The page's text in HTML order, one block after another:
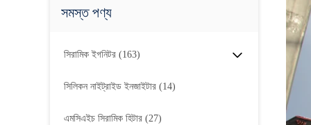
সমস্ত পণ্য
সিরামিক ইগনিটর (163)
সিলিকন নাইট্রাইড ইনজাইটার (14)
এমসিএইচ সিরামিক হিটার (27)